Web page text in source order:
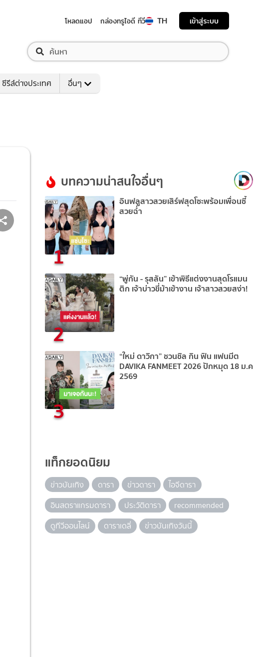
โหลดแอป กล่องทรูไอดี ทีวี TH เข้าสู่ระบบ
ซีรีส์ต่างประเทศ อื่นๆ
บทความน่าสนใจอื่นๆ
1
อินฟลูสาวสวยเสิร์ฟสุดโซะพร้อมเพื่อนซี้
สวยฉ่ำ
2
“พู่กัน - รุสลัน” เข้าพิธีแต่งงานสุดโรแมน
ติก เจ้าบ่าวขี่ม้าเข้างาน เจ้าสาวสวยสง่า!
3
“ใหม่ ดาวิกา” ชวนชิล กิน ฟิน แฟนมีต
DAVIKA FANMEET 2026 ปักหมุด 18 ม.ค
2569
แท็กยอดนิยม
ข่าวบันเทิง ดารา ข่าวดารา
ไอจีดารา
อินสตราแกรมดารา
ประวัติดารา
recommended
ดูทีวีออนไลน์
ดาราเดลี่ ข่าวบันเทิงวันนี้